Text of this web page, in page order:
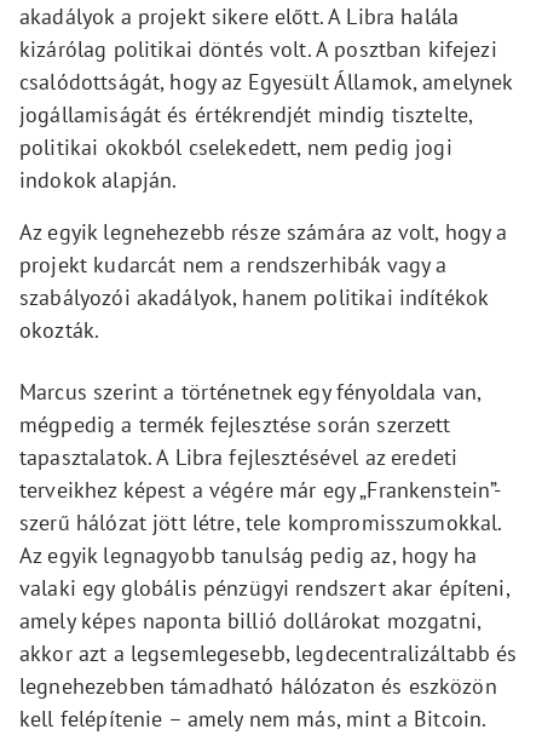
akadályok a projekt sikere előtt. A Libra halála
kizárólag politikai döntés volt. A posztban kifejezi
csalódottságát, hogy az Egyesült Államok, amelynek
jogállamiságát és értékrendjét mindig tisztelte,
politikai okokból cselekedett, nem pedig jogi
indokok alapján.
Az egyik legnehezebb része számára az volt, hogy a
projekt kudarcát nem a rendszerhibák vagy a
szabályozói akadályok, hanem politikai indítékok
okozták.
Marcus szerint a történetnek egy fényoldala van,
mégpedig a termék fejlesztése során szerzett
tapasztalatok. A Libra fejlesztésével az eredeti
terveikhez képest a végére már egy „Frankenstein”-
szerű hálózat jött létre, tele kompromisszumokkal.
Az egyik legnagyobb tanulság pedig az, hogy ha
valaki egy globális pénzügyi rendszert akar építeni,
amely képes naponta billió dollárokat mozgatni,
akkor azt a legsemlegesebb, legdecentralizáltabb és
legnehezebben támadható hálózaton és eszközön
kell felépítenie – amely nem más, mint a Bitcoin.